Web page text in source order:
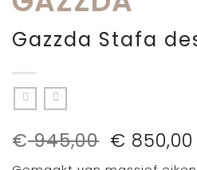
Gazzda Stafa
€945,00 € 850,00